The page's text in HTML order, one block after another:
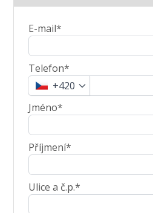
E-mail*
Telefon*
+420
Jméno*
Příjmení*
Ulice a č.p.*